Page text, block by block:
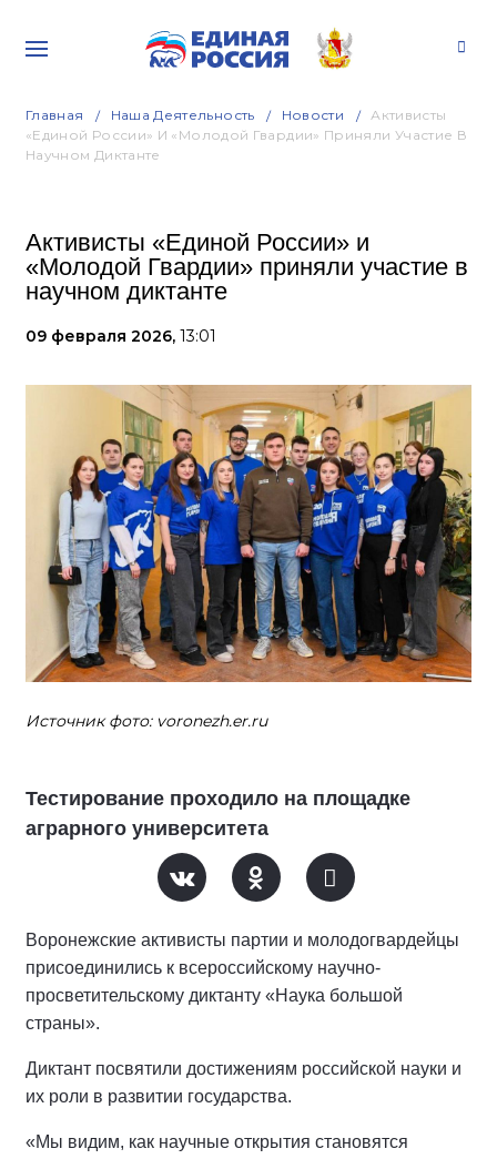
Главная Наша Деятельность Новости
Активисты
«Единой России» И «Молодой Гвардии» Приняли Участие В
Научном Диктанте
Активисты «Единой России» и
«Молодой Гвардии» приняли участие в
научном диктанте
09 февраля 2026, 13:01
Источник фото: voronezh.er.ru
Тестирование проходило на площадке
аграрного университета
Воронежские активисты партии и молодогвардейцы
присоединились к всероссийскому научно-
просветительскому диктанту «Наука большой
страны».
Диктант посвятили достижениям российской науки и
их роли в развитии государства.
«Мы видим, как научные открытия становятся